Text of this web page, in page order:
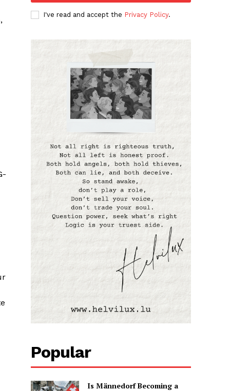
I've read and accept the Privacy Policy.
Popular
Is Männedorf Becoming a